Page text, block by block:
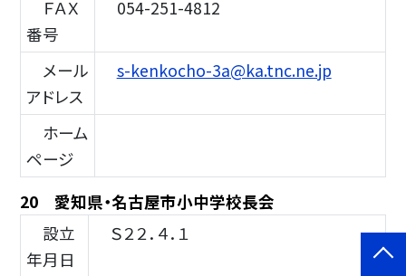
ＦＡＸ
番号
054-251-4812
メール
アドレス
s-kenkocho-3a@ka.tnc.ne.jp
ホーム
ページ
20 愛知県・名古屋市小中学校長会
設立
年月日
Ｓ２２．４．１